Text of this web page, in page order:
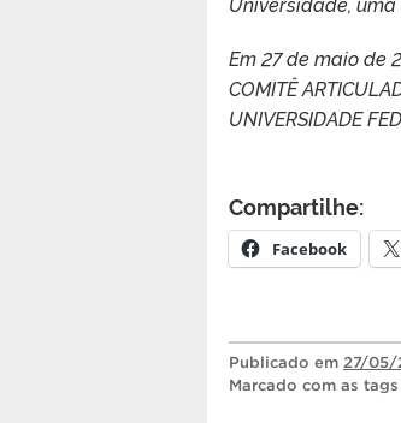
Em 27 de maio de
COMITÊ
UNIVERSIDADE
Compartilhe:
Facebook
Publicado em 27/05/
Marcado com as tags